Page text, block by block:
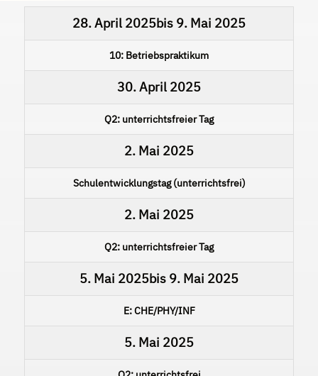
28. April 2025bis 9. Mai 2025
10: Betriebspraktikum
30. April 2025
Q2: unterrichtsfreier Tag
2. Mai 2025
Schulentwicklungstag (unterrichtsfrei)
2. Mai 2025
Q2: unterrichtsfreier Tag
5. Mai 2025bis 9. Mai 2025
E: CHE/PHY/INF
5. Mai 2025